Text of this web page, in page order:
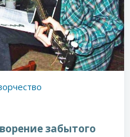
забытого